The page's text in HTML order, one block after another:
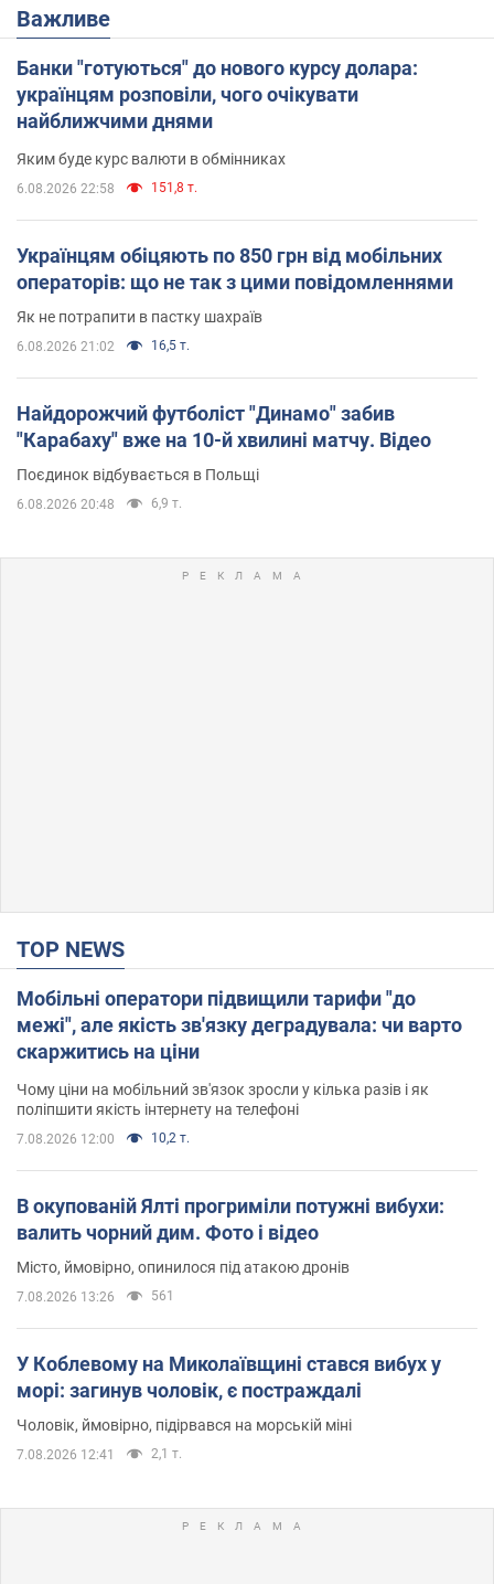
Важливе
Банки "готуються" до нового курсу долара:
українцям розповіли, чого очікувати
найближчими днями
Яким буде курс валюти в обмінниках
6.08.2026 22:58 151,8 т.
Українцям обіцяють по 850 грн від мобільних
операторів: що не так з цими повідомленнями
Як не потрапити в пастку шахраїв
6.08.2026 21:02 16,5 т.
Найдорожчий футболіст "Динамо" забив
"Карабаху" вже на 10-й хвилині матчу. Відео
Поєдинок відбувається в Польщі
6.08.2026 20:48 6,9 т.
TOP NEWS
Мобільні оператори підвищили тарифи "до
межі", але якість зв'язку деградувала: чи варто
скаржитись на ціни
Чому ціни на мобільний зв'язок зросли у кілька разів і як
поліпшити якість інтернету на телефоні
7.08.2026 12:00 10,2 т.
В окупованій Ялті прогриміли потужні вибухи:
валить чорний дим. Фото і відео
Місто, ймовірно, опинилося під атакою дронів
7.08.2026 13:26 561
У Коблевому на Миколаївщині стався вибух у
морі: загинув чоловік, є постраждалі
Чоловік, ймовірно, підірвався на морській міні
7.08.2026 12:41 2,1 т.